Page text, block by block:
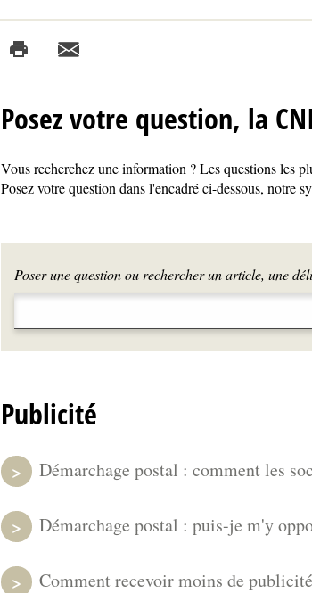
Posez votre question, la
Vous recherchez une information ? Les questions les
Posez votre question dans l'encadré ci-dessous, notre
Poser une question ou rechercher un article, une
Publicité
Démarchage postal : comment les
Démarchage postal : puis-je m'y
Comment recevoir moins de